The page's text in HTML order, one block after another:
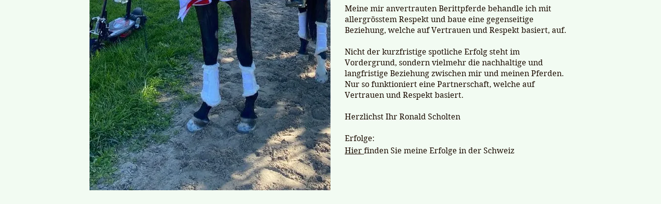
Meine mir anvertrauten Berittpferde behandle ich mit
allergrösstem Respekt und baue eine gegenseitige
Beziehung, welche auf Vertrauen und Respekt basiert, auf.
Nicht der kurzfristige spotliche Erfolg steht im
Vordergrund, sondern vielmehr die nachhaltige und
langfristige Beziehung zwischen mir und meinen Pferden.
Nur so funktioniert eine Partnerschaft, welche auf
Vertrauen und Respekt basiert.
Herzlichst Ihr Ronald Scholten
Erfolge:
Hier finden Sie meine Erfolge in der Schweiz